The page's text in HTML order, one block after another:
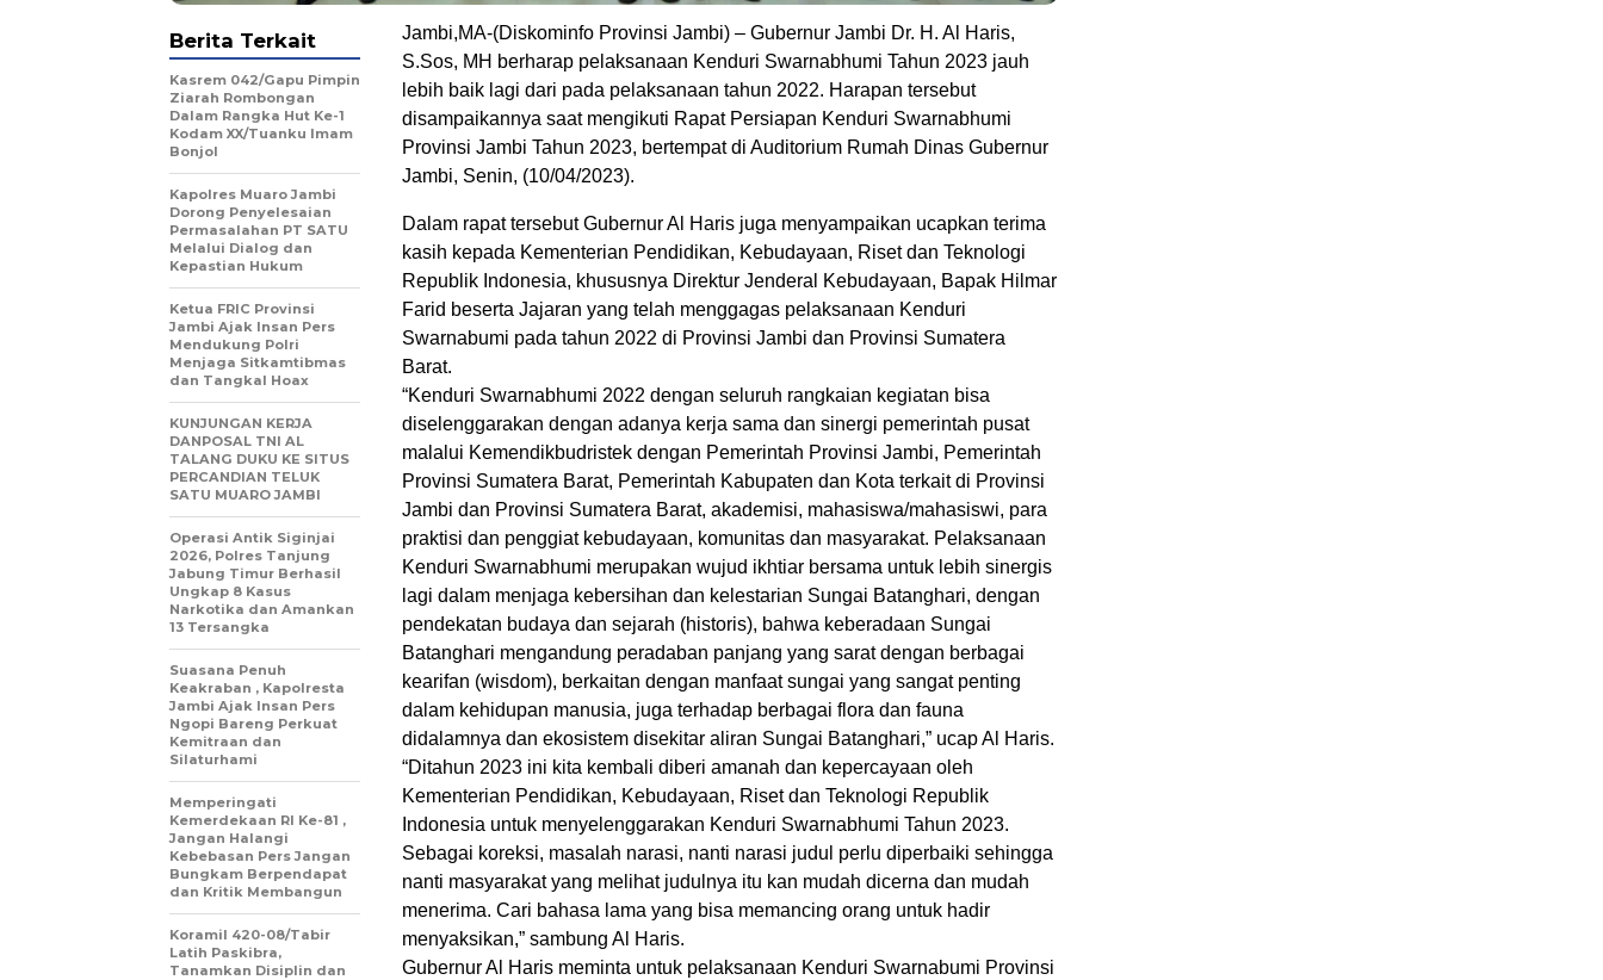
Jambi,MA-(Diskominfo Provinsi Jambi) – Gubernur Jambi Dr. H. Al Haris,
S.Sos, MH berharap pelaksanaan Kenduri Swarnabhumi Tahun 2023 jauh
lebih baik lagi dari pada pelaksanaan tahun 2022. Harapan tersebut
disampaikannya saat mengikuti Rapat Persiapan Kenduri Swarnabhumi
Provinsi Jambi Tahun 2023, bertempat di Auditorium Rumah Dinas Gubernur
Jambi, Senin, (10/04/2023).
Dalam rapat tersebut Gubernur Al Haris juga menyampaikan ucapkan terima
kasih kepada Kementerian Pendidikan, Kebudayaan, Riset dan Teknologi
Republik Indonesia, khususnya Direktur Jenderal Kebudayaan, Bapak Hilmar
Farid beserta Jajaran yang telah menggagas pelaksanaan Kenduri
Swarnabumi pada tahun 2022 di Provinsi Jambi dan Provinsi Sumatera
Barat.
“Kenduri Swarnabhumi 2022 dengan seluruh rangkaian kegiatan bisa
diselenggarakan dengan adanya kerja sama dan sinergi pemerintah pusat
malalui Kemendikbudristek dengan Pemerintah Provinsi Jambi, Pemerintah
Provinsi Sumatera Barat, Pemerintah Kabupaten dan Kota terkait di Provinsi
Jambi dan Provinsi Sumatera Barat, akademisi, mahasiswa/mahasiswi, para
praktisi dan penggiat kebudayaan, komunitas dan masyarakat. Pelaksanaan
Kenduri Swarnabhumi merupakan wujud ikhtiar bersama untuk lebih sinergis
lagi dalam menjaga kebersihan dan kelestarian Sungai Batanghari, dengan
pendekatan budaya dan sejarah (historis), bahwa keberadaan Sungai
Batanghari mengandung peradaban panjang yang sarat dengan berbagai
kearifan (wisdom), berkaitan dengan manfaat sungai yang sangat penting
dalam kehidupan manusia, juga terhadap berbagai flora dan fauna
didalamnya dan ekosistem disekitar aliran Sungai Batanghari,” ucap Al Haris.
“Ditahun 2023 ini kita kembali diberi amanah dan kepercayaan oleh
Kementerian Pendidikan, Kebudayaan, Riset dan Teknologi Republik
Indonesia untuk menyelenggarakan Kenduri Swarnabhumi Tahun 2023.
Sebagai koreksi, masalah narasi, nanti narasi judul perlu diperbaiki sehingga
nanti masyarakat yang melihat judulnya itu kan mudah dicerna dan mudah
menerima. Cari bahasa lama yang bisa memancing orang untuk hadir
menyaksikan,” sambung Al Haris.
Gubernur Al Haris meminta untuk pelaksanaan Kenduri Swarnabumi Provinsi
Berita Terkait
Kasrem 042/Gapu Pimpin
Ziarah Rombongan
Dalam Rangka Hut Ke-1
Kodam XX/Tuanku Imam
Bonjol
Kapolres Muaro Jambi
Dorong Penyelesaian
Permasalahan PT SATU
Melalui Dialog dan
Kepastian Hukum
Ketua FRIC Provinsi
Jambi Ajak Insan Pers
Mendukung Polri
Menjaga Sitkamtibmas
dan Tangkal Hoax
KUNJUNGAN KERJA
DANPOSAL TNI AL
TALANG DUKU KE SITUS
PERCANDIAN TELUK
SATU MUARO JAMBI
Operasi Antik Siginjai
2026, Polres Tanjung
Jabung Timur Berhasil
Ungkap 8 Kasus
Narkotika dan Amankan
13 Tersangka
Suasana Penuh
Keakraban , Kapolresta
Jambi Ajak Insan Pers
Ngopi Bareng Perkuat
Kemitraan dan
Silaturhami
Memperingati
Kemerdekaan RI Ke-81 ,
Jangan Halangi
Kebebasan Pers Jangan
Bungkam Berpendapat
dan Kritik Membangun
Koramil 420-08/Tabir
Latih Paskibra,
Tanamkan Disiplin dan